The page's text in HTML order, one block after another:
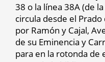
38 o la línea 38A (de
circula desde el Prado
por Ramón y Cajal,
de su Eminencia y
para en la rotonda de